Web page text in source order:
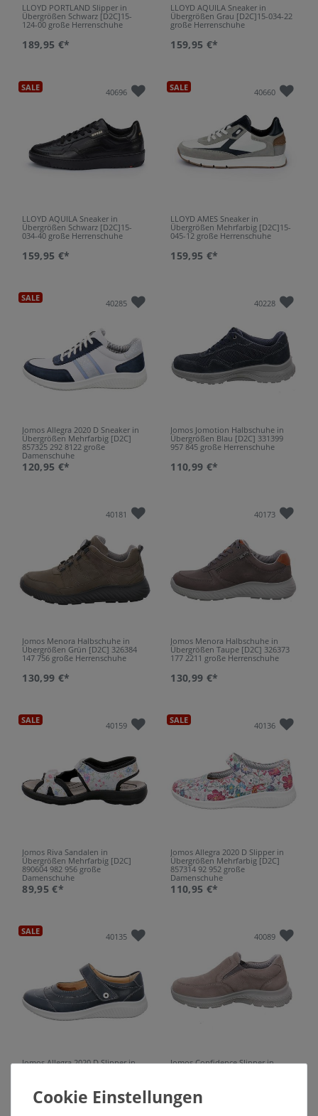
LLOYD PORTLAND Slipper in
Übergrößen Schwarz [D2C]15-
124-00 große Herrenschuhe
189,95 €*
LLOYD AQUILA Sneaker in
Übergrößen Grau [D2C]15-034-22
große Herrenschuhe
159,95 €*
SALE 40696
LLOYD AQUILA Sneaker in
Übergrößen Schwarz [D2C]15-
034-40 große Herrenschuhe
159,95 €*
SALE 40660
LLOYD AMES Sneaker in
Übergrößen Mehrfarbig [D2C]15-
045-12 große Herrenschuhe
159,95 €*
SALE 40285
Jomos Allegra 2020 D Sneaker in
Übergrößen Mehrfarbig [D2C]
857325 292 8122 große
Damenschuhe
120,95 €*
40228
Jomos Jomotion Halbschuhe in
Übergrößen Blau [D2C] 331399
957 845 große Herrenschuhe
110,99 €*
40181
Jomos Menora Halbschuhe in
Übergrößen Grün [D2C] 326384
147 756 große Herrenschuhe
130,99 €*
40173
Jomos Menora Halbschuhe in
Übergrößen Taupe [D2C] 326373
177 2211 große Herrenschuhe
130,99 €*
SALE 40159
Jomos Riva Sandalen in
Übergrößen Mehrfarbig [D2C]
890604 982 956 große
Damenschuhe
89,95 €*
SALE 40136
Jomos Allegra 2020 D Slipper in
Übergrößen Mehrfarbig [D2C]
857314 92 952 große
Damenschuhe
110,95 €*
SALE 40135
Jomos Allegra 2020 D Slipper in
110,95 €*
40089
Jomos Confidence Slipper in
120,99 €*